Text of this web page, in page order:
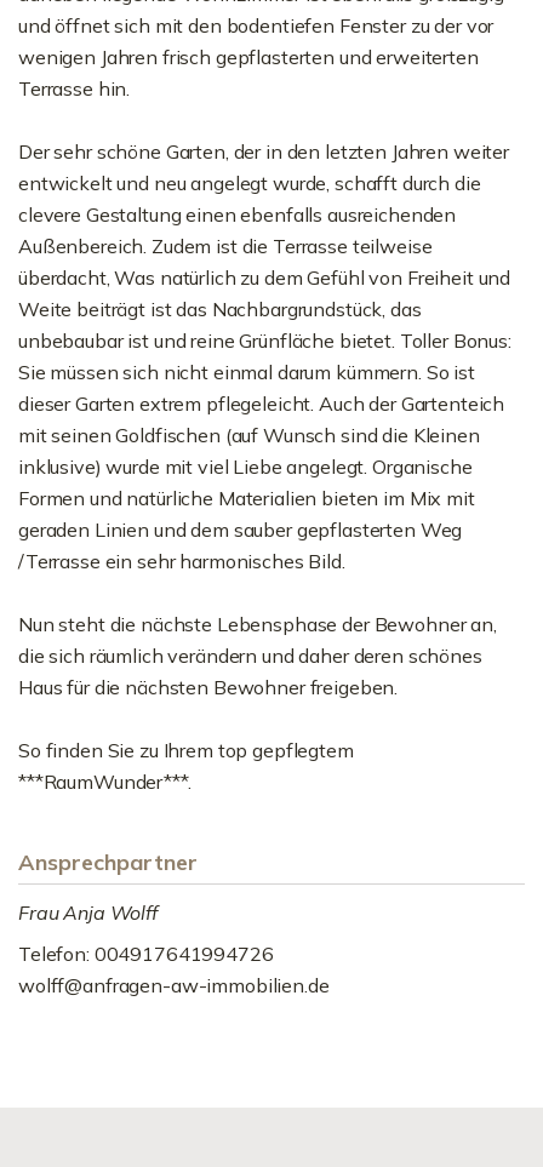
und öffnet sich mit den bodentiefen Fenster zu der vor
wenigen Jahren frisch gepflasterten und erweiterten
Terrasse hin.
Der sehr schöne Garten, der in den letzten Jahren weiter
entwickelt und neu angelegt wurde, schafft durch die
clevere Gestaltung einen ebenfalls ausreichenden
Außenbereich. Zudem ist die Terrasse teilweise
überdacht, Was natürlich zu dem Gefühl von Freiheit und
Weite beiträgt ist das Nachbargrundstück, das
unbebaubar ist und reine Grünfläche bietet. Toller Bonus:
Sie müssen sich nicht einmal darum kümmern. So ist
dieser Garten extrem pflegeleicht. Auch der Gartenteich
mit seinen Goldfischen (auf Wunsch sind die Kleinen
inklusive) wurde mit viel Liebe angelegt. Organische
Formen und natürliche Materialien bieten im Mix mit
geraden Linien und dem sauber gepflasterten Weg
/Terrasse ein sehr harmonisches Bild.
Nun steht die nächste Lebensphase der Bewohner an,
die sich räumlich verändern und daher deren schönes
Haus für die nächsten Bewohner freigeben.
So finden Sie zu Ihrem top gepflegtem
***RaumWunder***.
Ansprechpartner
Frau Anja Wolff
Telefon: 004917641994726
wolff@anfragen-aw-immobilien.de